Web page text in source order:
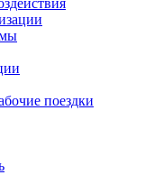
поездки